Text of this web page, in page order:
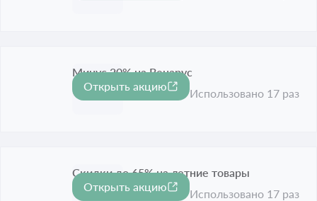
-20%
Минус 20% на Венарус
Срок акции истёк
Открыть акцию
Использовано 17 раз
-65%
Скидки до 65% на летние товары
Срок акции истёк
Открыть акцию
Использовано 17 раз